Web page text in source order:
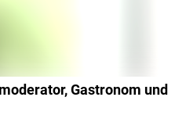
Gastronom und